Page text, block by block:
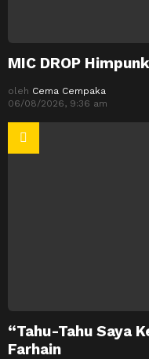
MIC DROP
oleh Cema Cempaka
06/08/2026, 9:36 am
“Tahu-Tahu Saya
Farhain